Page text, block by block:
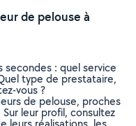
de pelouse à
secondes : quel service
type de prestataire,
vous ?
de pelouse, proches
leur profil, consultez